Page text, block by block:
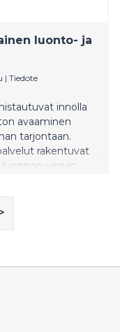
luonto- ja
| Tiedote
innolla
avaaminen
tarjontaan.
rakentuvat
varaan.